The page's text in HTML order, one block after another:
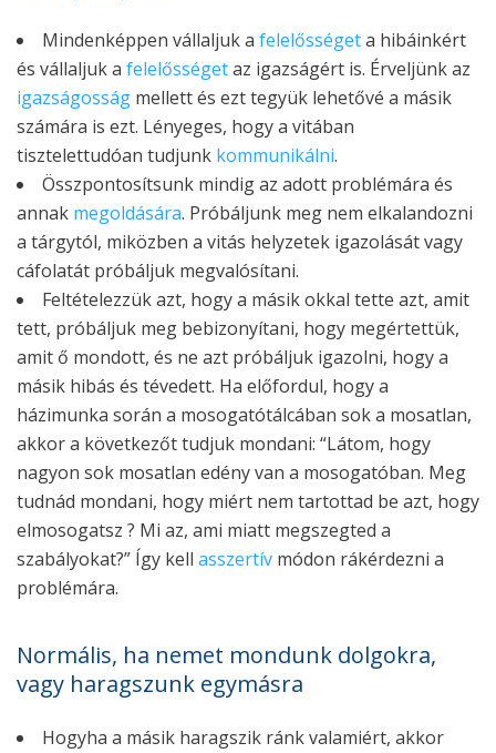
Mindenképpen vállaljuk a felelősségeta hibáinkért
és vállaljuk a felelősségetaz igazságért is. Érveljünk az
igazságosság mellett és ezt tegyük lehetővé a másik
számára is ezt. Lényeges, hogy a vitában
tisztelettudóan tudjunk kommunikálni.
Összpontosítsunk mindig az adott problémára és
annak megoldására. Próbáljunk meg nem elkalandozni
a tárgytól, miközben a vitás helyzetek igazolását vagy
cáfolatát próbáljuk megvalósítani.
Feltételezzük azt, hogy a másik okkal tette azt, amit
tett, próbáljuk meg bebizonyítani, hogy megértettük,
amit ő mondott, és ne azt próbáljuk igazolni, hogy a
másik hibás és tévedett. Ha előfordul, hogy a
házimunka során a mosogatótálcában sok a mosatlan,
akkor a következőt tudjuk mondani: “Látom, hogy
nagyon sok mosatlan edény van a mosogatóban. Meg
tudnád mondani, hogy miért nem tartottad be azt, hogy
elmosogatsz ? Mi az, ami miatt megszegted a
szabályokat?” Így kell asszertív módon rákérdezni a
problémára.
Normális, ha nemet mondunk dolgokra,
vagy haragszunk egymásra
Hogyha a másik haragszik ránk valamiért, akkor